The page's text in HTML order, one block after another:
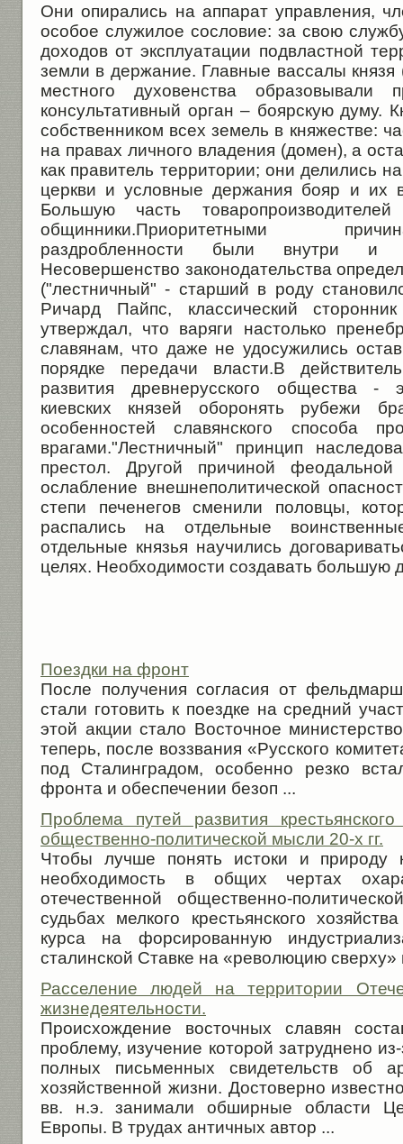
Они опирались на аппарат управления,
особое служилое сословие: за свою
доходов от эксплуатации подвластной
земли в держание. Главные вассалы
местного духовенства образовывали
консультативный орган – боярскую думу.
собственником всех земель в княжестве:
на правах личного владения (домен), а
как правитель территории; они делились
церкви и условные держания бояр и их
Большую часть товаропроизводителей
общинники.Приоритетными
раздробленности были внутри и
Несовершенство законодательства
("лестничный" - старший в роду
Ричард Пайпс, классический
утверждал, что варяги настолько
славянам, что даже не удосужились
порядке передачи власти.В
развития древнерусского общества -
киевских князей оборонять рубежи
особенностей славянского способа
врагами."Лестничный" принцип
престол. Другой причиной феодальной
ослабление внешнеполитической
степи печенегов сменили половцы,
распались на отдельные
отдельные князья научились
целях. Необходимости создавать большую
Поездки на фронт
После получения согласия от
стали готовить к поездке на средний
этой акции стало Восточное
теперь, после воззвания «Русского
под Сталинградом, особенно резко
фронта и обеспечении безоп ...
Проблема путей развития
общественно-политической мысли 20-х гг.
Чтобы лучше понять истоки и природу
необходимость в общих чертах
отечественной общественно-
судьбах мелкого крестьянского
курса на форсированную
сталинской Ставке на «революцию сверху»
Расселение людей на территории
жизнедеятельности.
Происхождение восточных славян
проблему, изучение которой затруднено
полных письменных свидетельств об
хозяйственной жизни. Достоверно
вв. н.э. занимали обширные области
Европы. В трудах античных автор ...